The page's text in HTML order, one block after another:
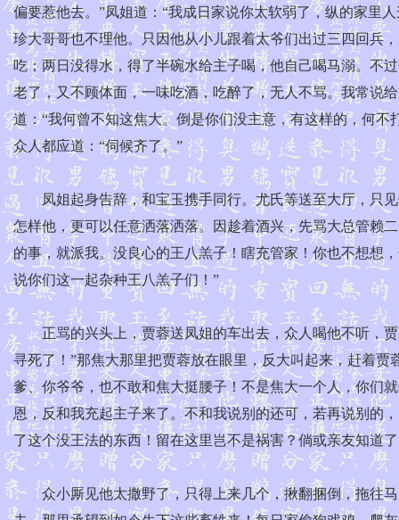
偏要惹他去。”凤姐道：“我成日家说你太软弱了，纵的家里
珍大哥哥也不理他。只因他从小儿跟着太爷们出过三四回兵
吃；两日没得水，得了半碗水给主子喝，他自己喝马溺。不
老了，又不顾体面，一味吃酒，吃醉了，无人不骂。我常说
道：“我何曾不知这焦大。倒是你们没主意，有这样的，何
众人都应道：“伺候齐了。”
凤姐起身告辞，和宝玉携手同行。尤氏等送至大厅，只见
怎样他，更可以任意洒落洒落。因趁着酒兴，先骂大总管赖
的事，就派我。没良心的王八羔子！瞎充管家！你也不想想
说你们这一起杂种王八羔子们！”
正骂的兴头上，贾蓉送凤姐的车出去，众人喝他不听，贾
寻死了！”那焦大那里把贾蓉放在眼里，反大叫起来，赶着
爹、你爷爷，也不敢和焦大挺腰子！不是焦大一个人，你们
恩，反和我充起主子来了。不和我说别的还可，若再说别的
了这个没王法的东西！留在这里岂不是祸害？倘或亲友知道
众小厮见他太撒野了，只得上来几个，揪翻捆倒，拖往马